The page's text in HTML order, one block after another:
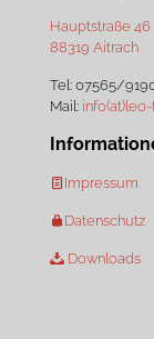
Hauptstraße 46
88319 Aitrach
Tel: 07565/
Mail:
Impressum
Datenschutz
Downloads